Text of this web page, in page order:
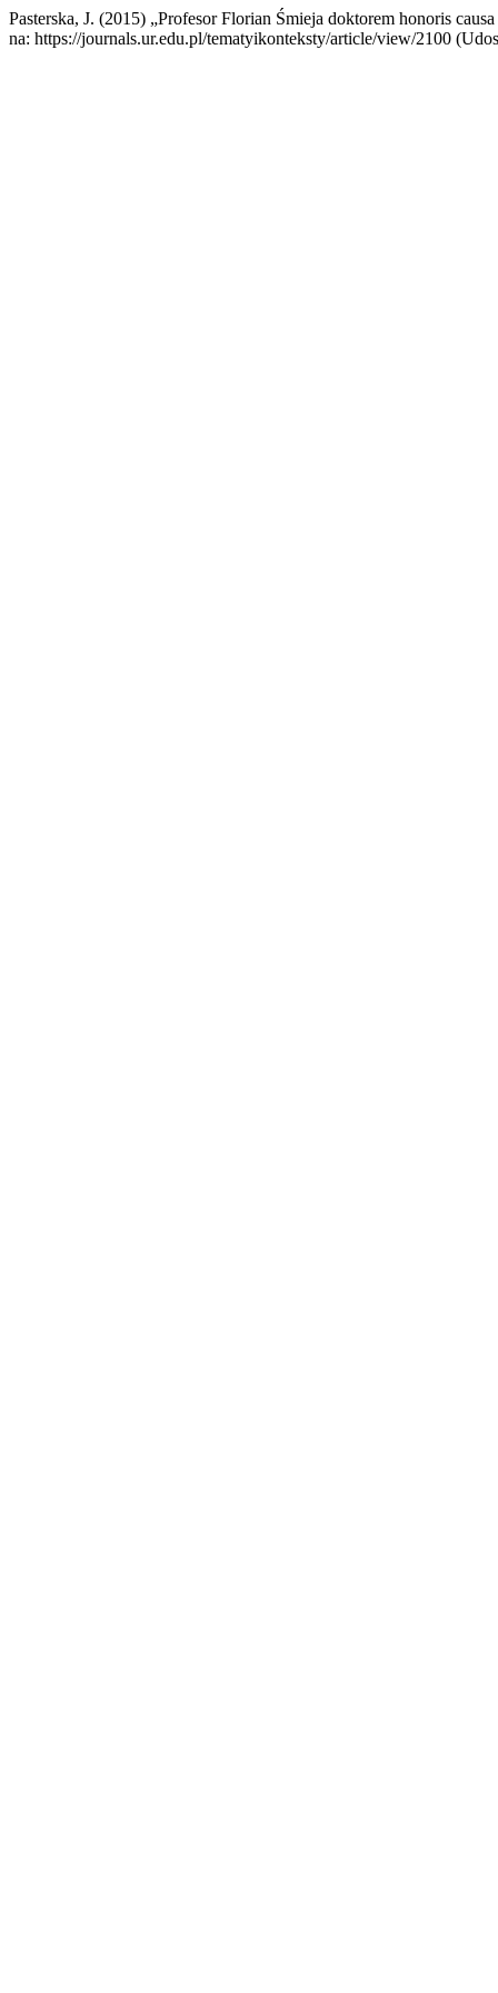
Pasterska, J. (2015) „Profesor Florian Śmieja doktorem honoris
na: https://journals.ur.edu.pl/tematyikonteksty/article/view/2100